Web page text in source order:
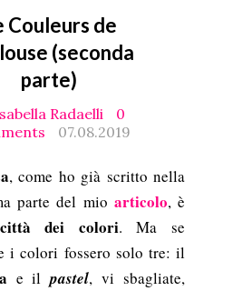
Couleurs de
(seconda
parte)
Radaelli
0
07.08.2019
, come ho già scritto nella
parte del mio articolo, è
città dei colori. Ma se
i colori fossero solo tre: il
e ilpastel, vi sbagliate,